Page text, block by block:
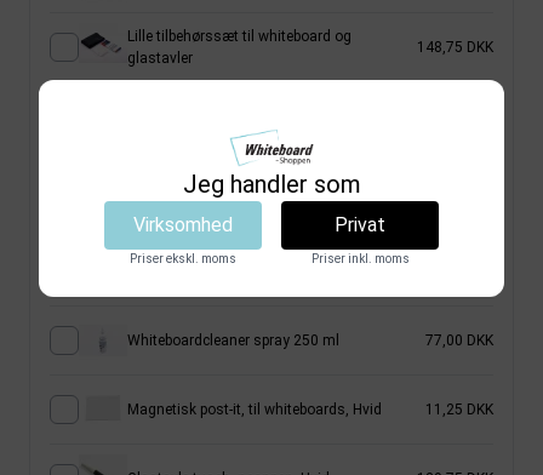
Lille tilbehørssæt til whiteboard og
glastavler
148,75 DKK
rengøring af whiteboards og glastavler
Magnetisk penneholder til 4 penne, hvid plast,
med 4 magneter på bagsiden (også inkl. 4
selvklæbende puder)
Whiteboardcleaner spray 250 ml 77,00 DKK
Magnetisk post-it, til whiteboards, Hvid 11,25 DKK
Jeg handler som
Virksomhed
Priser ekskl. moms
Privat
Priser inkl. moms